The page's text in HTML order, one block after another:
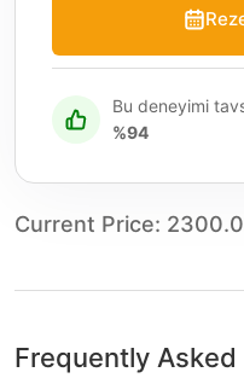
Bu deneyimi
%94
Current Price:
Frequently